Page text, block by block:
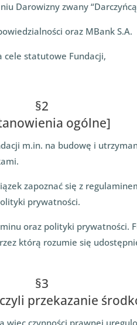
Darowizny zwany
oraz MBank S.A.
cele statutowe Fundacji,
§2
ogólne]
m.in. na budowę i
zapoznać się z
prywatności.
oraz polityki prywatności.
którą rozumie się
§3
przekazanie